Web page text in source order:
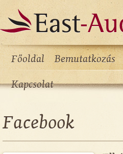
Főoldal Bemutatkozás
Kapcsolat
Facebook